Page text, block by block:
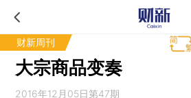
财新周刊
大宗商品变奏
2016年12月05日第47期